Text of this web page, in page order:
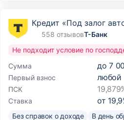
Кредит «Под залог
558 отзывовТ-Банк
Сумма до 7
Первый взнос любой
ПСК
Ставка от 19,9
Не подходит условие по
Без справок о доходе В день